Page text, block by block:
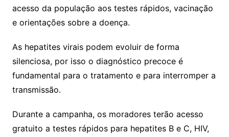
acesso da população aos testes rápidos, vacinação
e orientações sobre a doença.
As hepatites virais podem evoluir de forma
silenciosa, por isso o diagnóstico precoce é
fundamental para o tratamento e para interromper a
transmissão.
Durante a campanha, os moradores terão acesso
gratuito a testes rápidos para hepatites B e C, HIV,